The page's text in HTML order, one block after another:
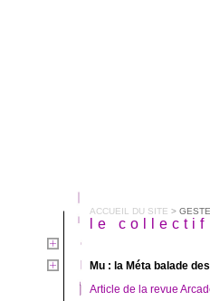
ACCUEIL DU SITE >
le collectif
Mu : la Méta balade
Article de la revue